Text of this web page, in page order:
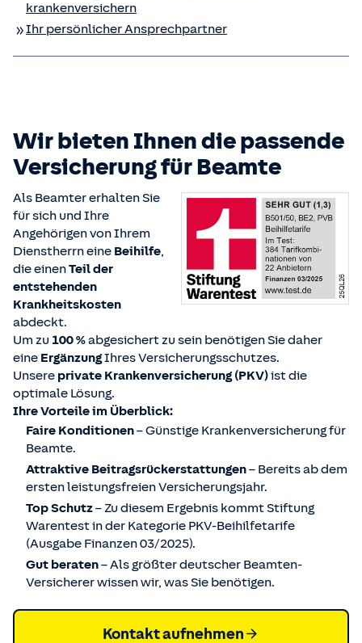
krankenversichern
Ihr persönlicher Ansprechpartner
Wir bieten Ihnen die passende
Versicherung für Beamte
Als Beamter erhalten Sie
für sich und Ihre
Angehörigen von Ihrem
Dienstherrn eine Beihilfe,
die einenTeil der
entstehenden
Krankheitskosten
abdeckt.
Um zu 100 %abgesichert zu sein benötigen Sie daher
eine ErgänzungIhres Versicherungsschutzes.
Unsere private Krankenversicherung (PKV)ist die
optimale Lösung.
Ihre Vorteile im Überblick:
Faire Konditionen– Günstige Krankenversicherung für
Beamte.
Attraktive Beitragsrückerstattungen– Bereits ab dem
ersten leistungsfreien Versicherungsjahr.
Top Schutz– Zu diesem Ergebnis kommt Stiftung
Warentest in der Kategorie PKV-Beihilfetarife
(Ausgabe Finanzen 03/2025).
Gut beraten– Als größter deutscher Beamten-
Versicherer wissen wir, was Sie benötigen.
Kontakt aufnehmen